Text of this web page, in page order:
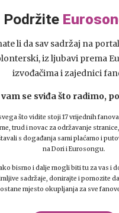
Podržite
li da sav sadržaj na
iz ljubavi prema
izvođačima i zajednici
se sviđa što radimo,
što vidite stoji 17 vrijednih
trud i novac za održavanje
s događanja sami plaćamo i
na Dori i Eurosongu.
bismo i dalje mogli biti tu za vas i
sadržaje, donirajte i pomozite da
ostane mjesto okupljanja za sve